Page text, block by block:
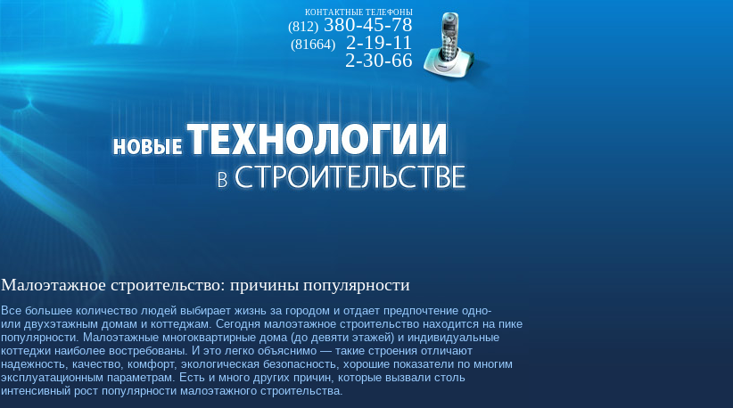
КОНТАКТНЫЕ ТЕЛЕФОНЫ
(812) 380-45-78
(81664)
2-19-11
2-30-66
Малоэтажное строительство: причины популярности
Все большее количество людей выбирает жизнь за городом и отдает предпочтение одно-
или двухэтажным домам и коттеджам. Сегодня малоэтажное строительство находится на пике
популярности. Малоэтажные многоквартирные дома (до девяти этажей) и индивидуальные
коттеджи наиболее востребованы. И это легко объяснимо — такие строения отличают
надежность, качество, комфорт, экологическая безопасность, хорошие показатели по многим
эксплуатационным параметрам. Есть и много других причин, которые вызвали столь
интенсивный рост популярности малоэтажного строительства.